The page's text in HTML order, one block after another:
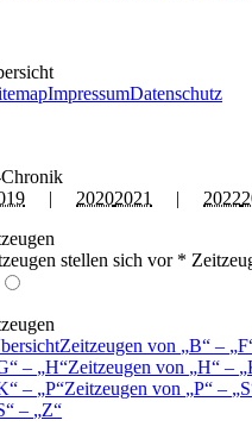
ImpressumDatenschutz
| 20202021 | 2022
stellen sich vor *
Zeitzeugen von B – F
– H Zeitzeugen von H –
– P Zeitzeugen von P – S
–
Z